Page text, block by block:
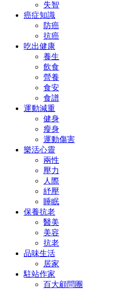
失智
癌症知識
防癌
抗癌
吃出健康
養生
飲食
營養
食安
食譜
運動減重
健身
瘦身
運動傷害
樂活心靈
兩性
壓力
人際
紓壓
睡眠
保養抗老
醫美
美容
抗老
品味生活
居家
駐站作家
百大顧問團